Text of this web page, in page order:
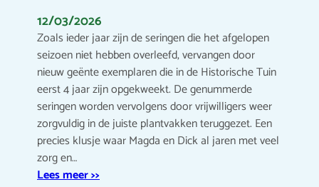
12/03/2026
Zoals ieder jaar zijn de seringen die het afgelopen
seizoen niet hebben overleefd, vervangen door
nieuw geënte exemplaren die in de Historische Tuin
eerst 4 jaar zijn opgekweekt. De genummerde
seringen worden vervolgens door vrijwilligers weer
zorgvuldig in de juiste plantvakken teruggezet. Een
precies klusje waar Magda en Dick al jaren met veel
zorg en…
Lees meer >>